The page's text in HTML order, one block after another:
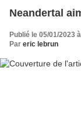
Neandertal
Publié le 05/01/2023
Par eric lebrun